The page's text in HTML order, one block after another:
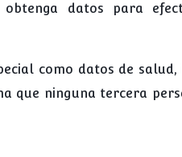
datos para
como datos de salud,
que ninguna tercera